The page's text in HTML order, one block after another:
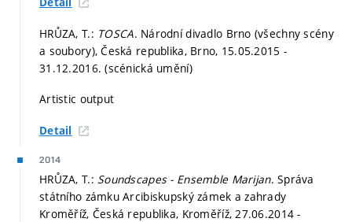
HRŮZA, T.: TOSCA. Národní divadlo Brno (všechny scény
a soubory), Česká republika, Brno, 15.05.2015 -
31.12.2016. (scénická umění)
Artistic output
Detail
2014
HRŮZA, T.: Soundscapes - Ensemble Marijan. Správa
státního zámku Arcibiskupský zámek a zahrady
Kroměříž, Česká republika, Kroměříž, 27.06.2014 -